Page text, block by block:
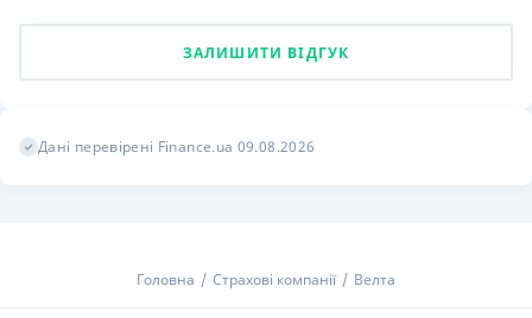
ЗАЛИШИТИ ВІДГУК
Дані перевірені Finance.ua 09.08.2026
Головна Страхові компанії Велта